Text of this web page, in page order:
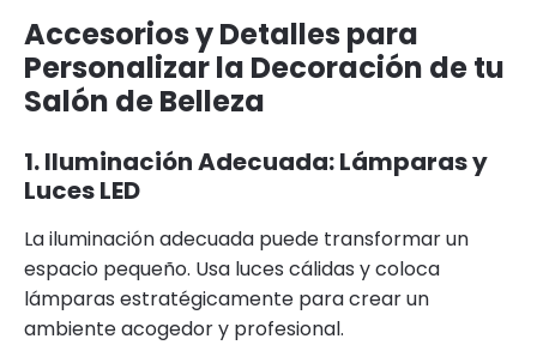
Accesorios y Detalles para
Personalizar la Decoración de tu
Salón de Belleza
1. Iluminación Adecuada: Lámparas y
Luces LED
La iluminación adecuada puede transformar un
espacio pequeño. Usa luces cálidas y coloca
lámparas estratégicamente para crear un
ambiente acogedor y profesional.